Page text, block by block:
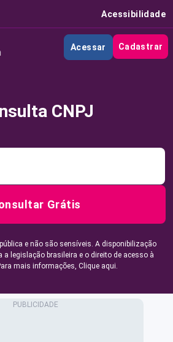
Acessibilidade
Acessar Cadastrar
CNPJ
Grátis
e não são sensíveis. A disponibilização
a legislação brasileira e o direito de acesso à
mais informações, Clique aqui.